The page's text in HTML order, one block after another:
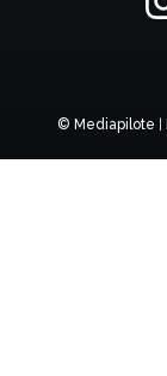
© Mediapilote